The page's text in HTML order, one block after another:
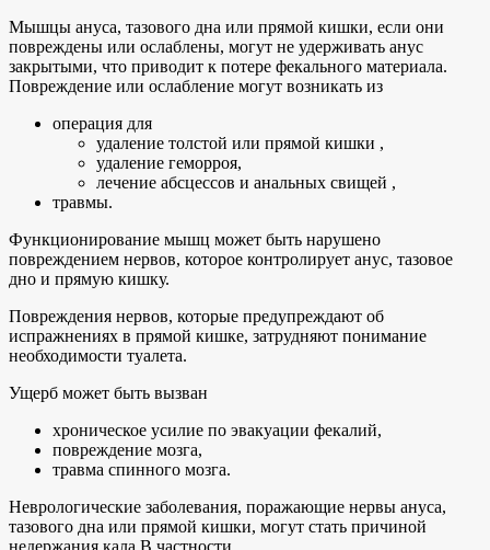
Мышцы ануса, тазового дна или прямой кишки, если они
повреждены или ослаблены, могут не удерживать анус
закрытыми, что приводит к потере фекального материала.
Повреждение или ослабление могут возникать из
операция для
удаление толстой или прямой кишки ,
удаление геморроя,
лечение абсцессов и анальных свищей ,
травмы.
Функционирование мышц может быть нарушено
повреждением нервов, которое контролирует анус, тазовое
дно и прямую кишку.
Повреждения нервов, которые предупреждают об
испражнениях в прямой кишке, затрудняют понимание
необходимости туалета.
Ущерб может быть вызван
хроническое усилие по эвакуации фекалий,
повреждение мозга,
травма спинного мозга.
Неврологические заболевания, поражающие нервы ануса,
тазового дна или прямой кишки, могут стать причиной
недержания кала В частности